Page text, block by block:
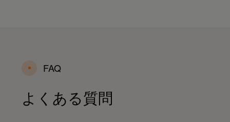
FAQ
よくある質問